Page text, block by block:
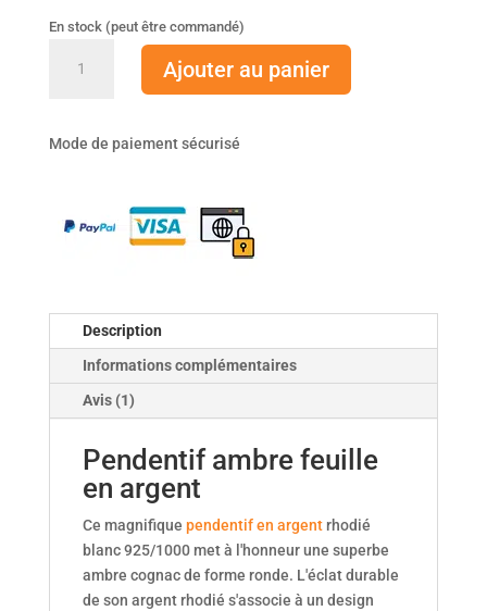
En stock (peut être commandé)
feuille
Ajouter au panier
Mode de paiement sécurisé
Description
Informations complémentaires
Avis (1)
Pendentif ambre feuille
en argent
Ce magnifique pendentif en argentrhodié
blanc 925/1000 met à l'honneur une superbe
ambre cognac de forme ronde. L'éclat durable
de son argent rhodié s'associe à un design